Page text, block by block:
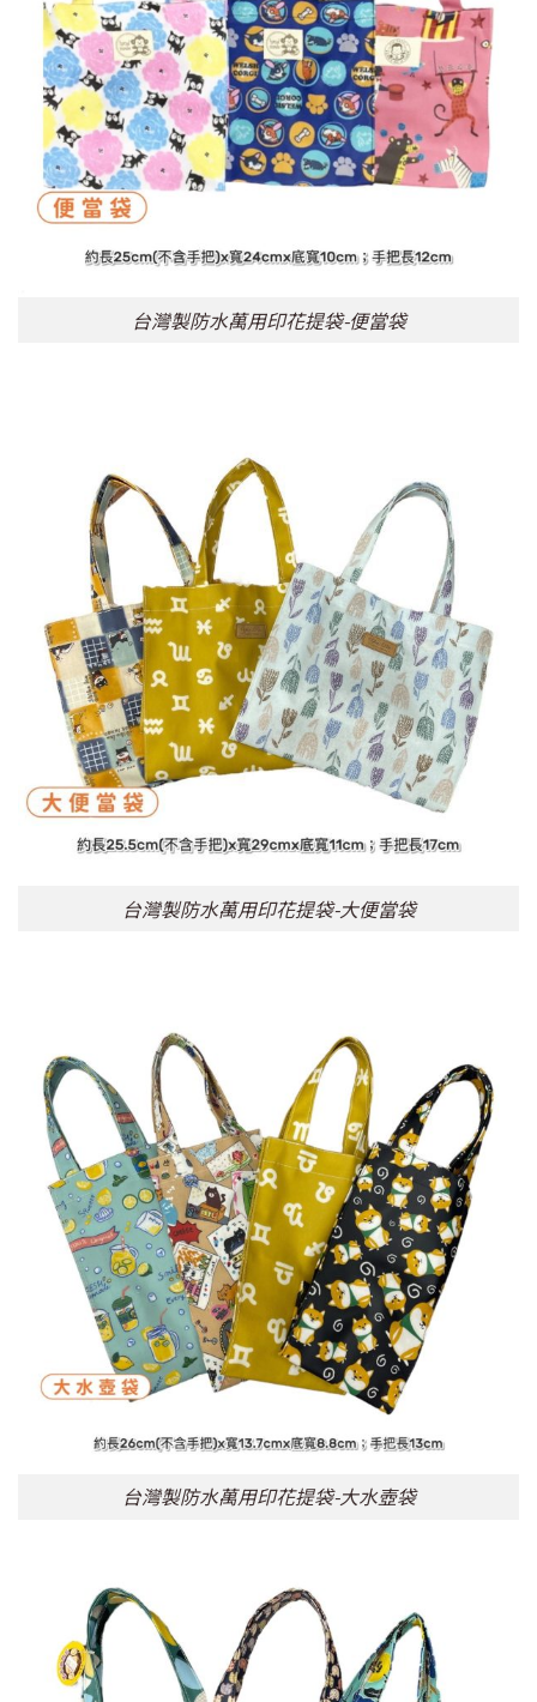
台灣製防水萬用印花提袋-便當袋
台灣製防水萬用印花提袋-大便當袋
台灣製防水萬用印花提袋-大水壺袋